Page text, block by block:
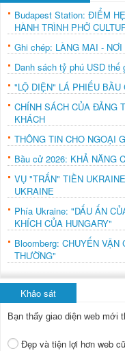
Budapest Station: ĐIỂM
HÀNH TRÌNH PHỞ
Ghi chép: LÀNG MAI -
Danh sách tỷ phú USD thế
"LỘ DIỆN" LÁ PHIẾU BẦU
CHÍNH SÁCH CỦA ĐẢNG
KHÁCH
THÔNG TIN CHO NGOẠI
Bầu cử 2026: KHẢ NĂNG
VỤ "TRẤN" TIỀN
UKRAINE
Phía Ukraine: "DẤU ẤN
KHÍCH CỦA HUNGARY"
Bloomberg: CHUYẾN VẬN
THƯỜNG"
Khảo sát
Bạn thấy giao diện web mới
Đẹp và tiện lợi hơn web cũ